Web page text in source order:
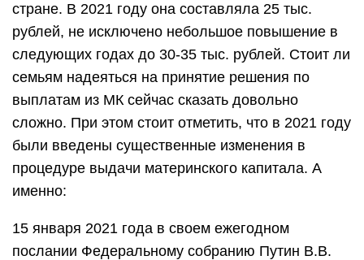
стране. В 2021 году она составляла 25 тыс.
рублей, не исключено небольшое повышение в
следующих годах до 30-35 тыс. рублей. Стоит ли
семьям надеяться на принятие решения по
выплатам из МК сейчас сказать довольно
сложно. При этом стоит отметить, что в 2021 году
были введены существенные изменения в
процедуре выдачи материнского капитала. А
именно:
15 января 2021 года в своем ежегодном
послании Федеральному собранию Путин В.В.